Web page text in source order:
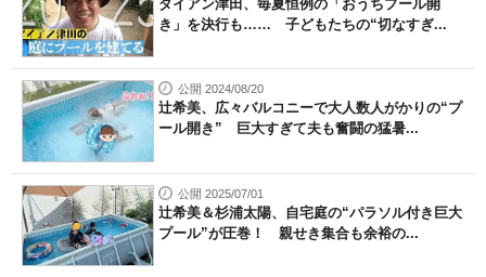
ダイアン津田、毎夏恒例の「おうちプール開
き」を決行も…… 子どもたちの“切なすぎ...
公開 2024/08/20
辻希美、広々バルコニーで大人数人がかりの“プ
ール開き” 巨大すぎて夫も奮闘の猛暑...
公開 2025/07/01
辻希美＆杉浦太陽、自宅庭の“パラソル付き巨大
プール”が圧巻！ 親せき集合も余裕の...